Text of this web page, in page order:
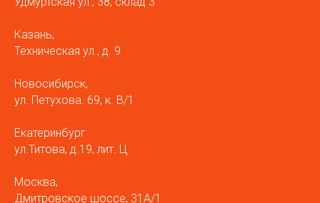
Казань,
Техническая ул., д. 9
Новосибирск,
ул. Петухова. 69, к. В/1
Екатеринбург
ул.Титова, д.19, лит. Ц
Москва,
Дмитровское шоссе, 31А/1